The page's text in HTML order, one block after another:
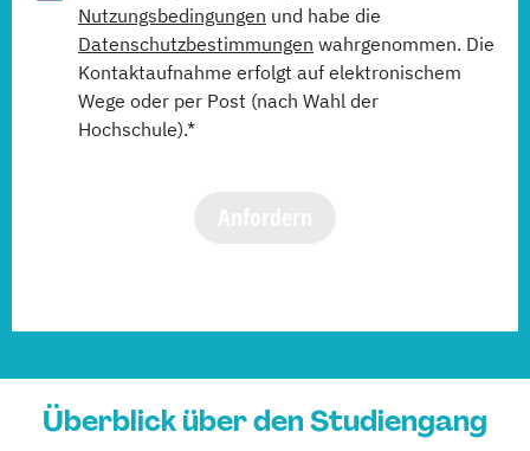
Nutzungsbedingungen und habe die
Datenschutzbestimmungen wahrgenommen. Die
Kontaktaufnahme erfolgt auf elektronischem
Wege oder per Post (nach Wahl der
Hochschule).*
Überblick über den Studiengang